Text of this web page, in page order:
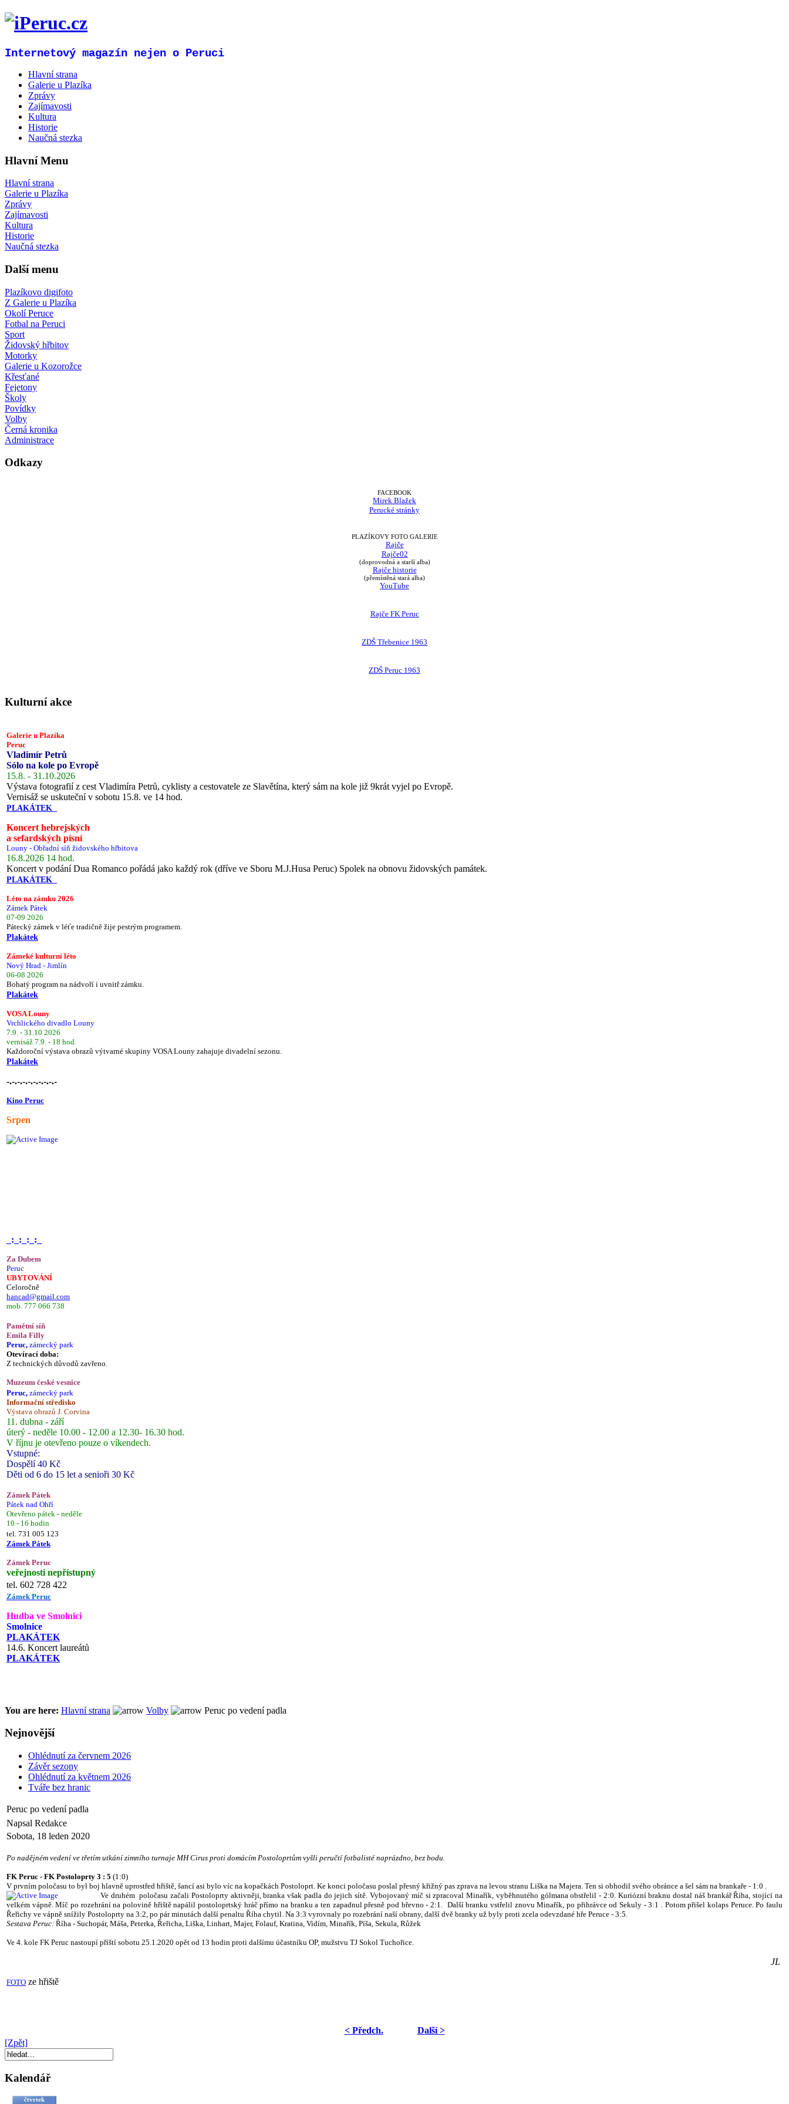
Internetový magazín nejen o Peruci
Hlavní strana
Galerie u Plazíka
Zprávy
Zajímavosti
Kultura
Historie
Naučná stezka
Hlavní Menu
Hlavní strana
Galerie u Plazíka
Zprávy
Zajímavosti
Kultura
Historie
Naučná stezka
Další menu
Plazíkovo digifoto
Z Galerie u Plazíka
Okolí Peruce
Fotbal na Peruci
Sport
Židovský hřbitov
Motorky
Galerie u Kozorožce
Křesťané
Fejetony
Školy
Povídky
Volby
Černá kronika
Administrace
Odkazy
FACEBOOK
Mirek Blažek
Perucké stránky
PLAZÍKOVY FOTO GALERIE
Rajče
Rajče02
(doprovodná a starší alba)
Rajče historie
(přemístěná stará alba)
YouTube
Rajče FK Peruc
ZDŠ Třebenice 1963
ZDŠ Peruc 1963
Kulturní akce
Galerie u Plazíka
Peruc
Vladimír Petrů
Sólo na kole po Evropě
15.8. - 31.10.2026
Výstava fotografií z cest Vladimíra Petrů, cyklisty a cestovatele ze Slavětína, který sám na kole již 9krát vyjel po Evropě.
Vernisáž se uskuteční v sobotu 15.8. ve 14 hod.
PLAKÁTEK
Koncert hebrejských
a sefardských písní
Louny - Obřadní síň židovského hřbitova
16.8.2026 14 hod.
Koncert v podání Dua Romanco pořádá jako každý rok (dříve ve Sboru M.J.Husa Peruc) Spolek na obnovu židovských památek.
PLAKÁTEK
Léto na zámku 2026
Zámek Pátek
07-09 2026
Pátecký zámek v léťe tradičně žije pestrým programem.
Plakátek
Zámeké kulturní léto
Nový Hrad - Jimlín
06-08 2026
Bohatý program na nádvoří i uvnitř zámku.
Plakátek
VOSA Louny
Vrchlického divadlo Louny
7.9. - 31.10 2026
vernisáž 7.9. - 18 hod.
Každoroční výstava obrazů výtvarné skupiny VOSA Louny zahajuje divadelní sezonu.
Plakátek
-.-.-.-.-.-.-.-.-.-
Kino Peruc
Srpen
_:_:_:_:_
Za Dubem
Peruc
UBYTOVÁNÍ
Celoročně
hancad@gmail.com
mob. 777 066 738
Pamětní síň
Emila Filly
Peruc, zámecký park
Otevírací doba:
Z technických důvodů zavřeno.
Muzeum české vesnice
Peruc, zámecký park
Informační středisko
Výstava obrazů J. Corvina
11. dubna - září
úterý - neděle 10.00 - 12.00 a 12.30- 16.30 hod.
V říjnu je otevřeno pouze o víkendech.
Vstupné:
Dospělí 40 Kč
Děti od 6 do 15 let a senioři 30 Kč
Zámek Pátek
Pátek nad Ohří
Otevřeno pátek - neděle
10 - 16 hodin
tel. 731 005 123
Zámek Pátek
Zámek Peruc
veřejnosti nepřístupný
tel. 602 728 422
Zámek Peruc
Hudba ve Smolnici
Smolnice
PLAKÁTEK
14.6. Koncert laureátů
PLAKÁTEK
You are here: Hlavní strana Volby Peruc po vedení padla
Nejnovější
Ohlédnutí za červnem 2026
Závěr sezony
Ohlédnutí za květnem 2026
Tváře bez hranic
Peruc po vedení padla
Napsal Redakce
Sobota, 18 leden 2020
Po nadějném vedení ve třetím utkání zimního turnaje MH Cirus proti domácím Postoloprtům vyšli peručtí fotbalisté naprázdno, bez bodu.
FK Peruc - FK Postoloprty 3 : 5 (1:0)
V prvním poločasu to byl boj hlavně uprostřed hřiště, šancí asi bylo víc na kopačkách Postoloprt. Ke konci poločasu poslal přesný křižný pas zprava na levou stranu Liška na Majera. Ten si obhodil svého obránce a šel sám na brankaře - 1:0 .
Ve druhém poločasu začali Postoloprty aktivněji, branka však padla do jejich sítě. Vybojovaný míč si zpracoval Minařík, vyběhnutého gólmana obstřelil - 2:0. Kuriózní braknu dostal náš brankář Říha, stojící na
velkém vápně. Míč po rozehrání na polovině hřiště napálil postoloprtský hráč přímo na branku a ten zapadnul přesně pod břevno - 2:1. Další branku vstřelil znovu Minařík, po přihrávce od Sekuly - 3:1 . Potom přišel kolaps Peruce. Po faulu
Řeřichy ve vápně snížily Postoloprty na 3:2, po pár minutách další penaltu Říha chytil. Na 3:3 vyrovnaly po rozebrání naší obrany, další dvě branky už byly proti zcela odevzdané hře Peruce - 3:5.
Sestava Peruc: Říha - Suchopár, Máša, Peterka, Řeřicha, Liška, Linhart, Majer, Folauf, Kratina, Vidím, Minařík, Píša, Sekula, Růžek
Ve 4. kole FK Peruc nastoupí příští sobotu 25.1.2020 opět od 13 hodin proti dalšímu účastníku OP, mužstvu TJ Sokol Tuchořice.
JL
FOTO ze hřiště
< Předch.
Další >
[Zpět]
Kalendář
čtvrtek